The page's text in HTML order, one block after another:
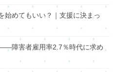
始めてもいい？｜支援に決まっ
障害者雇用率2.7％時代に求め